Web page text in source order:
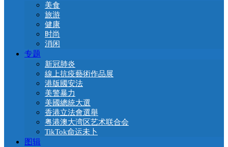
美食
旅游
健康
时尚
消闲
专题
新冠肺炎
線上抗疫藝術作品展
港版國安法
美警暴力
美國總統大選
香港立法會選舉
粤港澳大湾区艺术联合会
TikTok命运未卜
图辑